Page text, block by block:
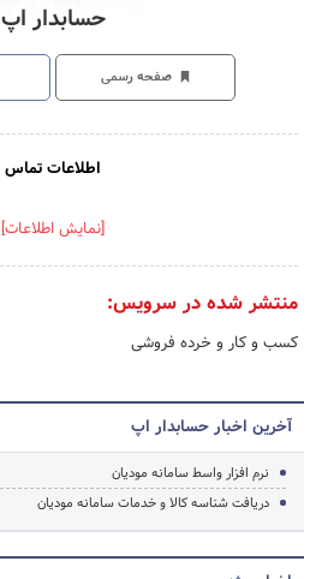
حسابدار اپ
صفحه رسمی
اطلاعات تماس
[نمایش اطلاعات]
منتشر شده در سرویس:
کسب و کار و خرده فروشی
آخرین اخبار حسابدار اپ
نرم افزار واسط سامانه مودیان
دریافت شناسه کالا و خدمات سامانه مودیان